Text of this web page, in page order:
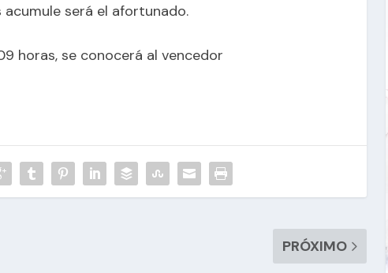
será el afortunado.
horas, se conocerá al vencedor
PRÓXIMO